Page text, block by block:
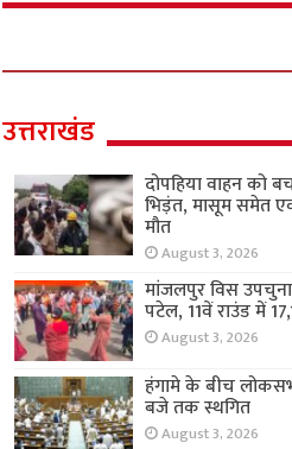
उत्तराखंड
दोपहिया वाहन को
भिड़ंत, मासूम समेत
मौत
August 3, 2026
मांजलपुर विस
पटेल, 11वें राउंड में
August 3, 2026
हंगामे के बीच
बजे तक स्थगित
August 3, 2026